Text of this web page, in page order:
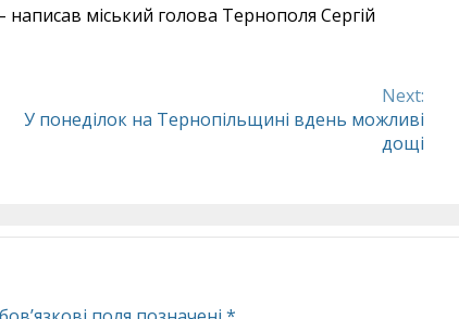
написав міський голова Тернополя Сергій
Next:
У понеділок на Тернопільщині вдень можливі
дощі